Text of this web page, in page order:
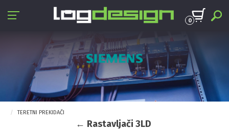
0
TERETNI PREKIDAČI
← Rastavljači 3LD